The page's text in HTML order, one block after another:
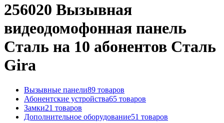
256020 Вызывная
видеодомофонная панель
Сталь на 10 абонентов Сталь
Gira
Вызывные панели89 товаров
Абонентские устройства65 товаров
Замки21 товаров
Дополнительное оборудование51 товаров